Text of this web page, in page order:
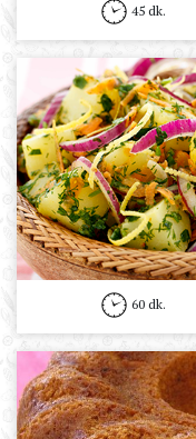
45 dk.
60 dk.